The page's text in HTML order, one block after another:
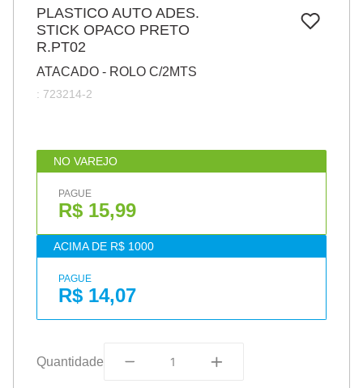
PLASTICO AUTO ADES.
STICK OPACO PRETO
R.PT02
ATACADO - ROLO C/2MTS
: 723214-2
NO VAREJO
PAGUE
R$ 15,99
ACIMA DE R$ 1000
PAGUE
R$ 14,07
Quantidade
papel
cola
barbante
º pasta